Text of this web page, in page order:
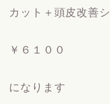
カット＋頭皮改善
￥６１００
になります